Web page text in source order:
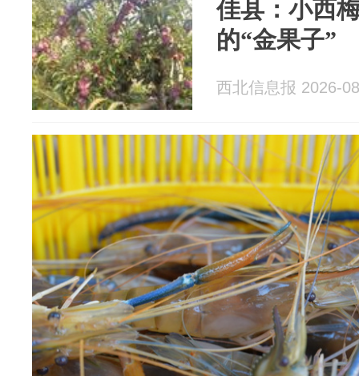
佳县：小西
的“金果子”
西北信息报 2026-